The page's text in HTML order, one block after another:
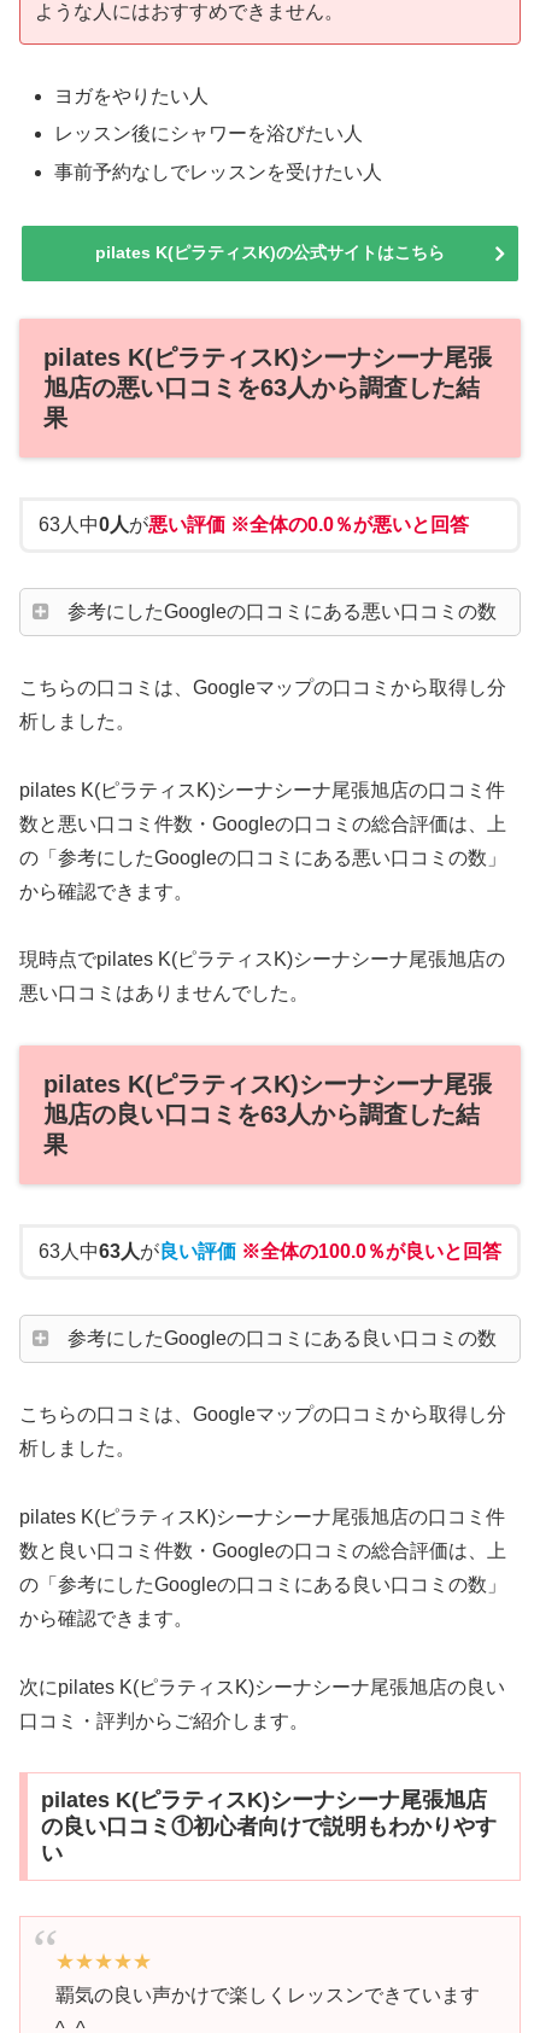
ような人にはおすすめできません。
ヨガをやりたい人
レッスン後にシャワーを浴びたい人
事前予約なしでレッスンを受けたい人
pilates K(ピラティスK)の公式サイトはこちら
pilates K(ピラティスK)シーナシーナ尾張
旭店の悪い口コミを63人から調査した結
果
63人中0人が悪い評価 ※全体の0.0％が悪いと回答
参考にしたGoogleの口コミにある悪い口コミの数
こちらの口コミは、Googleマップの口コミから取得し分
析しました。
pilates K(ピラティスK)シーナシーナ尾張旭店の口コミ件
数と悪い口コミ件数・Googleの口コミの総合評価は、上
の「参考にしたGoogleの口コミにある悪い口コミの数」
から確認できます。
現時点でpilates K(ピラティスK)シーナシーナ尾張旭店の
悪い口コミはありませんでした。
pilates K(ピラティスK)シーナシーナ尾張
旭店の良い口コミを63人から調査した結
果
63人中63人が良い評価 ※全体の100.0％が良いと回答
参考にしたGoogleの口コミにある良い口コミの数
こちらの口コミは、Googleマップの口コミから取得し分
析しました。
pilates K(ピラティスK)シーナシーナ尾張旭店の口コミ件
数と良い口コミ件数・Googleの口コミの総合評価は、上
の「参考にしたGoogleの口コミにある良い口コミの数」
から確認できます。
次にpilates K(ピラティスK)シーナシーナ尾張旭店の良い
口コミ・評判からご紹介します。
pilates K(ピラティスK)シーナシーナ尾張旭店
の良い口コミ①初心者向けで説明もわかりやす
い
★★★★★
覇気の良い声かけで楽しくレッスンできています
^_^